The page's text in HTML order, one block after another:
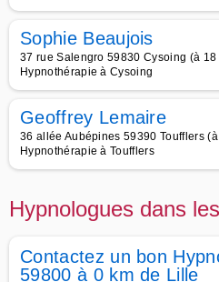
Sophie Beaujois
37 rue Salengro 59830 Cysoing (à
Hypnothérapie à Cysoing
Geoffrey Lemaire
36 allée Aubépines 59390 Toufflers
Hypnothérapie à Toufflers
Hypnologues dans
Contactez un bon
59800 à 0 km de Lille